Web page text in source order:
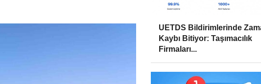
UETDS Bildirimlerinde
Kaybı Bitiyor: Taşımacılık
Firmaları...